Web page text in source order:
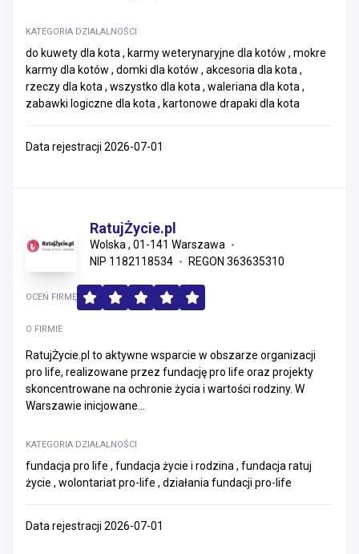
KATEGORIA DZIAŁALNOŚCI
do kuwety dla kota , karmy weterynaryjne dla kotów , mokre
karmy dla kotów , domki dla kotów , akcesoria dla kota ,
rzeczy dla kota , wszystko dla kota , waleriana dla kota ,
zabawki logiczne dla kota , kartonowe drapaki dla kota
Data rejestracji 2026-07-01
RatujŻycie.pl
Wolska , 01-141 Warszawa
NIP 1182118534
REGON 363635310
O FIRMIE
RatujŻycie.pl to aktywne wsparcie w obszarze organizacji
pro life, realizowane przez fundację pro life oraz projekty
skoncentrowane na ochronie życia i wartości rodziny. W
Warszawie inicjowane...
KATEGORIA DZIAŁALNOŚCI
fundacja pro life , fundacja życie i rodzina , fundacja ratuj
życie , wolontariat pro-life , działania fundacji pro-life
OCEŃ FIRMĘ
Data rejestracji 2026-07-01